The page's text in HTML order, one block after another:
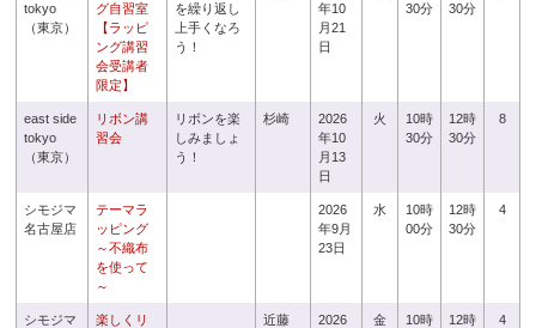
tokyo
（東京）
グ自習室
【ラッピ
ング講習
会受講者
限定】
を繰り返し
上手くなろ
う！
年10
月21
日
30分
30分
east side
tokyo
（東京）
リボン講
習会
リボンを楽
しみましょ
う！
杉崎
2026
年10
月13
日
火
10時
30分
12時
30分
8
シモジマ
名古屋店
テーマラ
ッピング
～不織布
を使って
～
2026
年9月
23日
水
10時
00分
12時
30分
4
シモジマ
楽しくリ
近藤
2026
金
10時
12時
4